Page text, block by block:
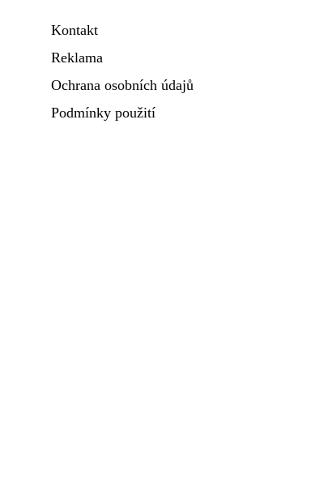
Kontakt
Reklama
Ochrana osobních údajů
Podmínky použití